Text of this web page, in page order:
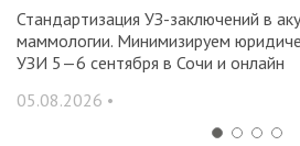
Стандартизация УЗ-заключений в
маммологии. Минимизируем
УЗИ 5—6 сентября в Сочи и онлайн
05.08.2026 •